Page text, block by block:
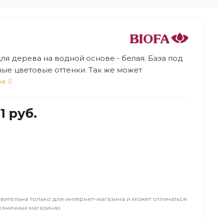
дерева на водной основе - белая. База под
цветовые оттенки. Так же может
как самостоятельный готовый продукт
руб.
только для интернет-магазина и может отличаться
магазинах